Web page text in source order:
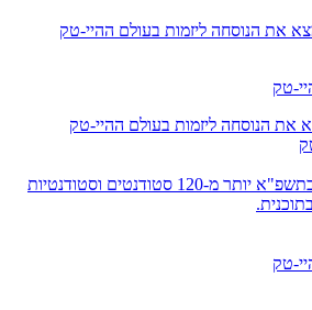
את הנוסחה ליזמות בעולם ההיי-טק
טק
את הנוסחה ליזמות בעולם ההיי-טק
בתשפ"א
יותר מ-120 סטודנטים וסטודנטיות
טק